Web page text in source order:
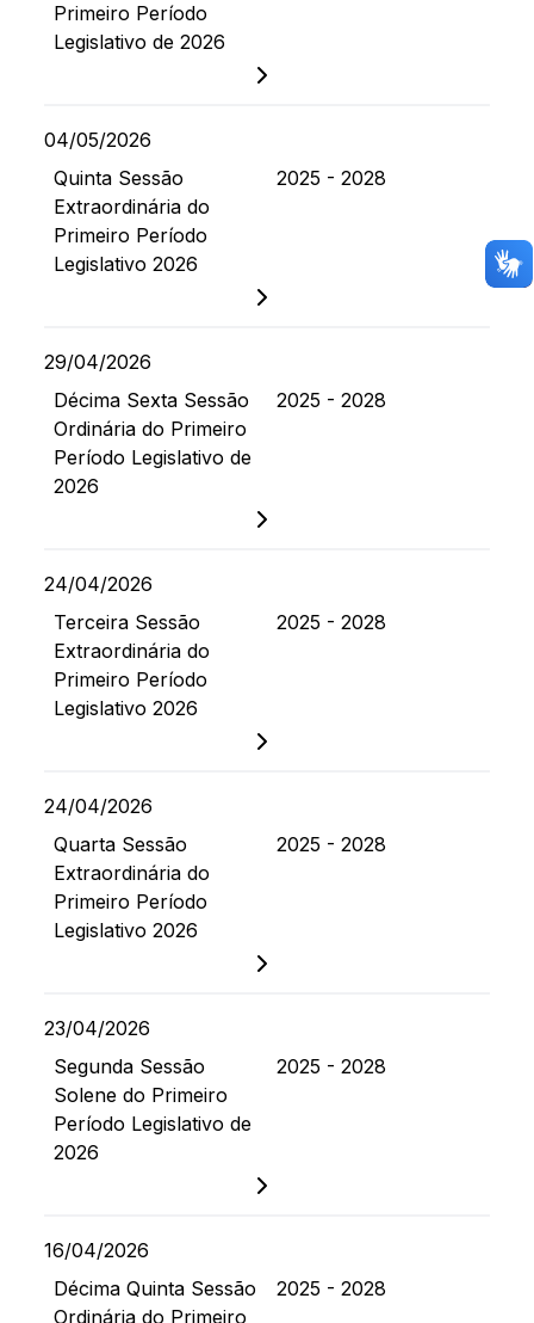
Primeiro Período
Legislativo de 2026
04/05/2026
Quinta Sessão
Extraordinária do
Primeiro Período
Legislativo 2026
2025 - 2028
29/04/2026
Décima Sexta Sessão
Ordinária do Primeiro
Período Legislativo de
2026
2025 - 2028
24/04/2026
Terceira Sessão
Extraordinária do
Primeiro Período
Legislativo 2026
2025 - 2028
24/04/2026
Quarta Sessão
Extraordinária do
Primeiro Período
Legislativo 2026
2025 - 2028
23/04/2026
Segunda Sessão
Solene do Primeiro
Período Legislativo de
2026
2025 - 2028
16/04/2026
Décima Quinta Sessão
Ordinária do Primeiro
2025 - 2028